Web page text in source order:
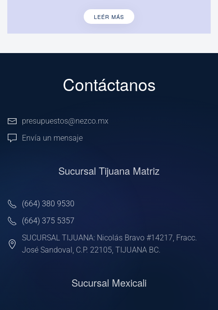
LEÉR MÁS
Contáctanos
presupuestos@nezco.mx
Envía un mensaje
Sucursal Tijuana Matriz
(664) 380 9530
(664) 375 5357
SUCURSAL TIJUANA: Nicolás Bravo #14217, Fracc.
José Sandoval, C.P. 22105, TIJUANA BC.
Sucursal Mexicali